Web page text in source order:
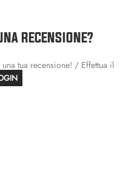
RECENSIONE?
tua recensione! / Effettua il